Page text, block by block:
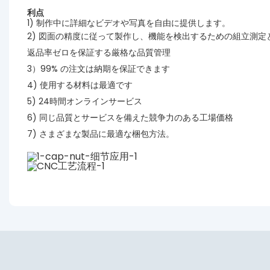
利点
1) 制作中に詳細なビデオや写真を自由に提供します。
2) 図面の精度に従って製作し、機能を検出するための組立測
返品率ゼロを保証する厳格な品質管理
3）99% の注文は納期を保証できます
4) 使用する材料は最適です
5) 24時間オンラインサービス
6) 同じ品質とサービスを備えた競争力のある工場価格
7) さまざまな製品に最適な梱包方法。